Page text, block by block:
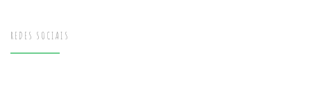
REDES SOCIAIS